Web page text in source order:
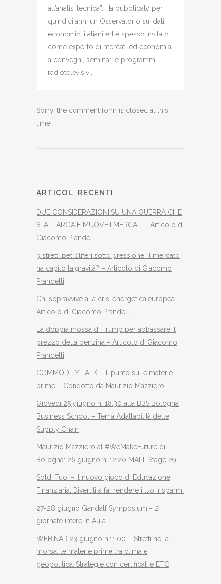
all’analisi tecnica”. Ha pubblicato per
quindici anni un Osservatorio sui dati
economici italiani ed è spesso invitato
come esperto di mercati ed economia
a convegni, seminari e programmi
radiotelevisivi.
Sorry, the comment form is closed at this
time.
ARTICOLI RECENTI
DUE CONSIDERAZIONI SU UNA GUERRA CHE
SI ALLARGA E MUOVE I MERCATI – Articolo di
Giacomo Prandelli
3 stretti petroliferi sotto pressione: il mercato
ha capito la gravità? – Articolo di Giacomo
Prandelli
Chi sopravvive alla crisi energetica europea –
Articolo di Giacomo Prandelli
La doppia mossa di Trump per abbassare il
prezzo della benzina – Articolo di Giacomo
Prandelli
COMMODITY TALK – Il punto sulle materie
prime – Condotto da Maurizio Mazziero
Giovedì 25 giugno h. 18.30 alla BBS Bologna
Business School – Tema Adattabilità delle
Supply Chain
Maurizio Mazziero al #WeMakeFuture di
Bologna: 26 giugno h. 12.20 MALL Stage 29
Soldi Tuoi – Il nuovo gioco di Educazione
Finanziaria: Divertiti a far rendere i tuoi risparmi
27-28 giugno Gandalf Symposium – 2
giornate intere in Aula.
WEBINAR 23 giugno h.11.00 – Stretti nella
morsa: le materie prime tra clima e
geopolitica. Strategie con certificati e ETC